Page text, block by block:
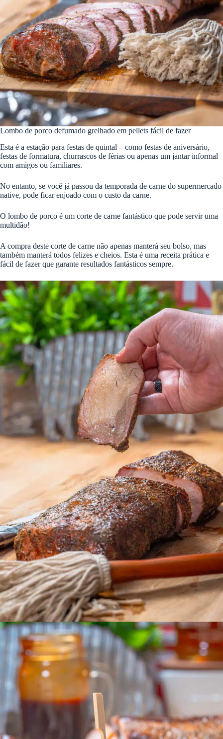
Lombo de porco defumado grelhado em pellets fácil de fazer
Esta é a estação para festas de quintal – como festas de aniversário,
festas de formatura, churrascos de férias ou apenas um jantar informal
com amigos ou familiares.
No entanto, se você já passou da temporada de carne do supermercado
native, pode ficar enjoado com o custo da carne.
O lombo de porco é um corte de carne fantástico que pode servir uma
multidão!
A compra deste corte de carne não apenas manterá seu bolso, mas
também manterá todos felizes e cheios. Esta é uma receita prática e
fácil de fazer que garante resultados fantásticos sempre.